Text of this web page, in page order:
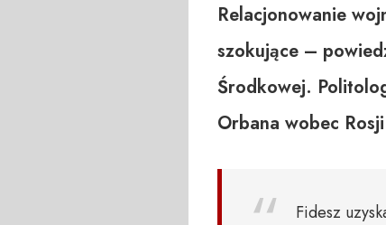
Relacjonowanie
szokujące –
Środkowej.
Orbana wobec
Fidesz